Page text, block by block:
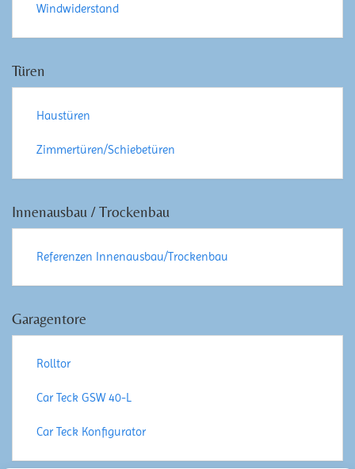
Windwiderstand
Türen
Haustüren
Zimmertüren/Schiebetüren
Innenausbau / Trockenbau
Referenzen Innenausbau/Trockenbau
Garagentore
Rolltor
Car Teck GSW 40-L
Car Teck Konfigurator